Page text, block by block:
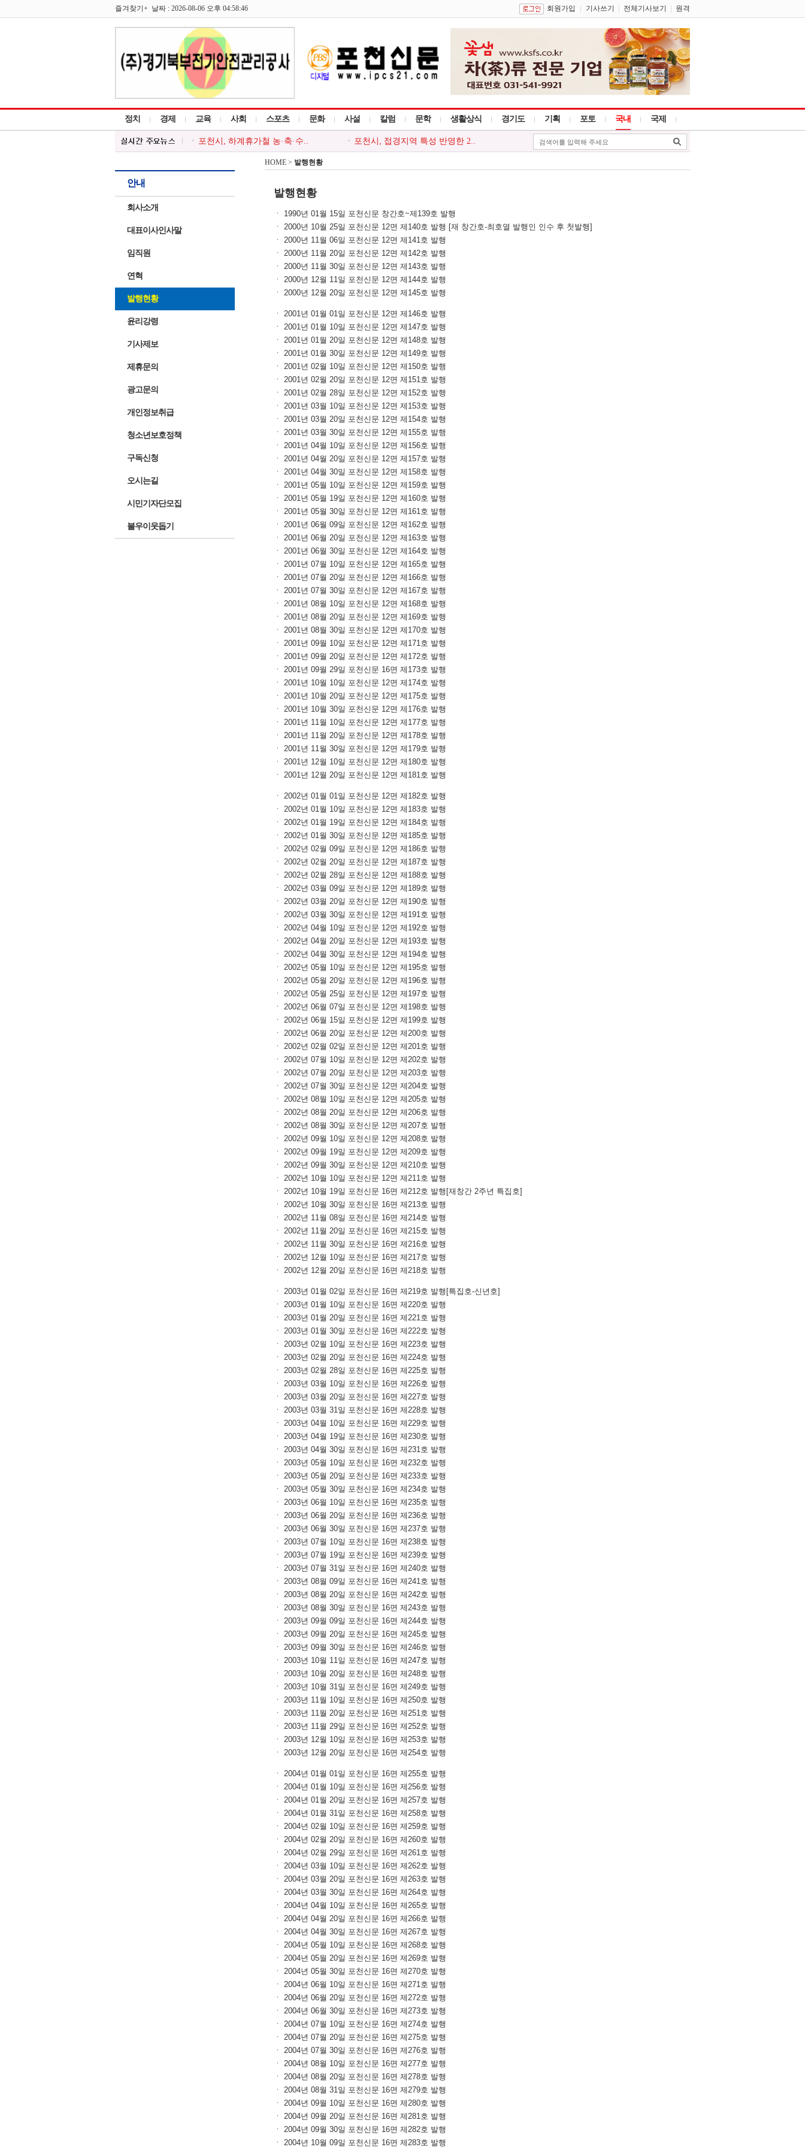
즐겨찾기+ 날짜 : 2026-08-06 오후 04:58:46 회원가입 기사쓰기 전체기사보기 원격
정치 경제 교육 사회 스포츠 문화 사설 칼럼 문학 생활상식 경기도 기획 포토 국내 국제
포천시, 하계휴가철 농·축·수..
포천시, 접경지역 특성 반영한 2..
포천소방서, 여름철 화재예방 중..
포천소방서, 소방시설 등 신고포..
포천시종합사회복지관, 2026 뭉..
포천시종합사회복지관, 지역주민..
안내
회사소개
대표이사인사말
임직원
연혁
발행현황
윤리강령
기사제보
제휴문의
광고문의
개인정보취급
청소년보호정책
구독신청
오시는길
시민기자단모집
불우이웃돕기
HOME > 발행현황
발행현황
ㆍ 1990년 01월 15일 포천신문 창간호~제139호 발행
ㆍ 2000년 10월 25일 포천신문 12면 제140호 발행 [재 창간호-최호열 발행인 인수 후 첫발행]
ㆍ 2000년 11월 06일 포천신문 12면 제141호 발행
ㆍ 2000년 11월 20일 포천신문 12면 제142호 발행
ㆍ 2000년 11월 30일 포천신문 12면 제143호 발행
ㆍ 2000년 12월 11일 포천신문 12면 제144호 발행
ㆍ 2000년 12월 20일 포천신문 12면 제145호 발행
ㆍ 2001년 01월 01일 포천신문 12면 제146호 발행
ㆍ 2001년 01월 10일 포천신문 12면 제147호 발행
ㆍ 2001년 01월 20일 포천신문 12면 제148호 발행
ㆍ 2001년 01월 30일 포천신문 12면 제149호 발행
ㆍ 2001년 02월 10일 포천신문 12면 제150호 발행
ㆍ 2001년 02월 20일 포천신문 12면 제151호 발행
ㆍ 2001년 02월 28일 포천신문 12면 제152호 발행
ㆍ 2001년 03월 10일 포천신문 12면 제153호 발행
ㆍ 2001년 03월 20일 포천신문 12면 제154호 발행
ㆍ 2001년 03월 30일 포천신문 12면 제155호 발행
ㆍ 2001년 04월 10일 포천신문 12면 제156호 발행
ㆍ 2001년 04월 20일 포천신문 12면 제157호 발행
ㆍ 2001년 04월 30일 포천신문 12면 제158호 발행
ㆍ 2001년 05월 10일 포천신문 12면 제159호 발행
ㆍ 2001년 05월 19일 포천신문 12면 제160호 발행
ㆍ 2001년 05월 30일 포천신문 12면 제161호 발행
ㆍ 2001년 06월 09일 포천신문 12면 제162호 발행
ㆍ 2001년 06월 20일 포천신문 12면 제163호 발행
ㆍ 2001년 06월 30일 포천신문 12면 제164호 발행
ㆍ 2001년 07월 10일 포천신문 12면 제165호 발행
ㆍ 2001년 07월 20일 포천신문 12면 제166호 발행
ㆍ 2001년 07월 30일 포천신문 12면 제167호 발행
ㆍ 2001년 08월 10일 포천신문 12면 제168호 발행
ㆍ 2001년 08월 20일 포천신문 12면 제169호 발행
ㆍ 2001년 08월 30일 포천신문 12면 제170호 발행
ㆍ 2001년 09월 10일 포천신문 12면 제171호 발행
ㆍ 2001년 09월 20일 포천신문 12면 제172호 발행
ㆍ 2001년 09월 29일 포천신문 16면 제173호 발행
ㆍ 2001년 10월 10일 포천신문 12면 제174호 발행
ㆍ 2001년 10월 20일 포천신문 12면 제175호 발행
ㆍ 2001년 10월 30일 포천신문 12면 제176호 발행
ㆍ 2001년 11월 10일 포천신문 12면 제177호 발행
ㆍ 2001년 11월 20일 포천신문 12면 제178호 발행
ㆍ 2001년 11월 30일 포천신문 12면 제179호 발행
ㆍ 2001년 12월 10일 포천신문 12면 제180호 발행
ㆍ 2001년 12월 20일 포천신문 12면 제181호 발행
ㆍ 2002년 01월 01일 포천신문 12면 제182호 발행
ㆍ 2002년 01월 10일 포천신문 12면 제183호 발행
ㆍ 2002년 01월 19일 포천신문 12면 제184호 발행
ㆍ 2002년 01월 30일 포천신문 12면 제185호 발행
ㆍ 2002년 02월 09일 포천신문 12면 제186호 발행
ㆍ 2002년 02월 20일 포천신문 12면 제187호 발행
ㆍ 2002년 02월 28일 포천신문 12면 제188호 발행
ㆍ 2002년 03월 09일 포천신문 12면 제189호 발행
ㆍ 2002년 03월 20일 포천신문 12면 제190호 발행
ㆍ 2002년 03월 30일 포천신문 12면 제191호 발행
ㆍ 2002년 04월 10일 포천신문 12면 제192호 발행
ㆍ 2002년 04월 20일 포천신문 12면 제193호 발행
ㆍ 2002년 04월 30일 포천신문 12면 제194호 발행
ㆍ 2002년 05월 10일 포천신문 12면 제195호 발행
ㆍ 2002년 05월 20일 포천신문 12면 제196호 발행
ㆍ 2002년 05월 25일 포천신문 12면 제197호 발행
ㆍ 2002년 06월 07일 포천신문 12면 제198호 발행
ㆍ 2002년 06월 15일 포천신문 12면 제199호 발행
ㆍ 2002년 06월 20일 포천신문 12면 제200호 발행
ㆍ 2002년 02월 02일 포천신문 12면 제201호 발행
ㆍ 2002년 07월 10일 포천신문 12면 제202호 발행
ㆍ 2002년 07월 20일 포천신문 12면 제203호 발행
ㆍ 2002년 07월 30일 포천신문 12면 제204호 발행
ㆍ 2002년 08월 10일 포천신문 12면 제205호 발행
ㆍ 2002년 08월 20일 포천신문 12면 제206호 발행
ㆍ 2002년 08월 30일 포천신문 12면 제207호 발행
ㆍ 2002년 09월 10일 포천신문 12면 제208호 발행
ㆍ 2002년 09월 19일 포천신문 12면 제209호 발행
ㆍ 2002년 09월 30일 포천신문 12면 제210호 발행
ㆍ 2002년 10월 10일 포천신문 12면 제211호 발행
ㆍ 2002년 10월 19일 포천신문 16면 제212호 발행[재창간 2주년 특집호]
ㆍ 2002년 10월 30일 포천신문 16면 제213호 발행
ㆍ 2002년 11월 08일 포천신문 16면 제214호 발행
ㆍ 2002년 11월 20일 포천신문 16면 제215호 발행
ㆍ 2002년 11월 30일 포천신문 16면 제216호 발행
ㆍ 2002년 12월 10일 포천신문 16면 제217호 발행
ㆍ 2002년 12월 20일 포천신문 16면 제218호 발행
ㆍ 2003년 01월 02일 포천신문 16면 제219호 발행[특집호-신년호]
ㆍ 2003년 01월 10일 포천신문 16면 제220호 발행
ㆍ 2003년 01월 20일 포천신문 16면 제221호 발행
ㆍ 2003년 01월 30일 포천신문 16면 제222호 발행
ㆍ 2003년 02월 10일 포천신문 16면 제223호 발행
ㆍ 2003년 02월 20일 포천신문 16면 제224호 발행
ㆍ 2003년 02월 28일 포천신문 16면 제225호 발행
ㆍ 2003년 03월 10일 포천신문 16면 제226호 발행
ㆍ 2003년 03월 20일 포천신문 16면 제227호 발행
ㆍ 2003년 03월 31일 포천신문 16면 제228호 발행
ㆍ 2003년 04월 10일 포천신문 16면 제229호 발행
ㆍ 2003년 04월 19일 포천신문 16면 제230호 발행
ㆍ 2003년 04월 30일 포천신문 16면 제231호 발행
ㆍ 2003년 05월 10일 포천신문 16면 제232호 발행
ㆍ 2003년 05월 20일 포천신문 16면 제233호 발행
ㆍ 2003년 05월 30일 포천신문 16면 제234호 발행
ㆍ 2003년 06월 10일 포천신문 16면 제235호 발행
ㆍ 2003년 06월 20일 포천신문 16면 제236호 발행
ㆍ 2003년 06월 30일 포천신문 16면 제237호 발행
ㆍ 2003년 07월 10일 포천신문 16면 제238호 발행
ㆍ 2003년 07월 19일 포천신문 16면 제239호 발행
ㆍ 2003년 07월 31일 포천신문 16면 제240호 발행
ㆍ 2003년 08월 09일 포천신문 16면 제241호 발행
ㆍ 2003년 08월 20일 포천신문 16면 제242호 발행
ㆍ 2003년 08월 30일 포천신문 16면 제243호 발행
ㆍ 2003년 09월 09일 포천신문 16면 제244호 발행
ㆍ 2003년 09월 20일 포천신문 16면 제245호 발행
ㆍ 2003년 09월 30일 포천신문 16면 제246호 발행
ㆍ 2003년 10월 11일 포천신문 16면 제247호 발행
ㆍ 2003년 10월 20일 포천신문 16면 제248호 발행
ㆍ 2003년 10월 31일 포천신문 16면 제249호 발행
ㆍ 2003년 11월 10일 포천신문 16면 제250호 발행
ㆍ 2003년 11월 20일 포천신문 16면 제251호 발행
ㆍ 2003년 11월 29일 포천신문 16면 제252호 발행
ㆍ 2003년 12월 10일 포천신문 16면 제253호 발행
ㆍ 2003년 12월 20일 포천신문 16면 제254호 발행
ㆍ 2004년 01월 01일 포천신문 16면 제255호 발행
ㆍ 2004년 01월 10일 포천신문 16면 제256호 발행
ㆍ 2004년 01월 20일 포천신문 16면 제257호 발행
ㆍ 2004년 01월 31일 포천신문 16면 제258호 발행
ㆍ 2004년 02월 10일 포천신문 16면 제259호 발행
ㆍ 2004년 02월 20일 포천신문 16면 제260호 발행
ㆍ 2004년 02월 29일 포천신문 16면 제261호 발행
ㆍ 2004년 03월 10일 포천신문 16면 제262호 발행
ㆍ 2004년 03월 20일 포천신문 16면 제263호 발행
ㆍ 2004년 03월 30일 포천신문 16면 제264호 발행
ㆍ 2004년 04월 10일 포천신문 16면 제265호 발행
ㆍ 2004년 04월 20일 포천신문 16면 제266호 발행
ㆍ 2004년 04월 30일 포천신문 16면 제267호 발행
ㆍ 2004년 05월 10일 포천신문 16면 제268호 발행
ㆍ 2004년 05월 20일 포천신문 16면 제269호 발행
ㆍ 2004년 05월 30일 포천신문 16면 제270호 발행
ㆍ 2004년 06월 10일 포천신문 16면 제271호 발행
ㆍ 2004년 06월 20일 포천신문 16면 제272호 발행
ㆍ 2004년 06월 30일 포천신문 16면 제273호 발행
ㆍ 2004년 07월 10일 포천신문 16면 제274호 발행
ㆍ 2004년 07월 20일 포천신문 16면 제275호 발행
ㆍ 2004년 07월 30일 포천신문 16면 제276호 발행
ㆍ 2004년 08월 10일 포천신문 16면 제277호 발행
ㆍ 2004년 08월 20일 포천신문 16면 제278호 발행
ㆍ 2004년 08월 31일 포천신문 16면 제279호 발행
ㆍ 2004년 09월 10일 포천신문 16면 제280호 발행
ㆍ 2004년 09월 20일 포천신문 16면 제281호 발행
ㆍ 2004년 09월 30일 포천신문 16면 제282호 발행
ㆍ 2004년 10월 09일 포천신문 16면 제283호 발행